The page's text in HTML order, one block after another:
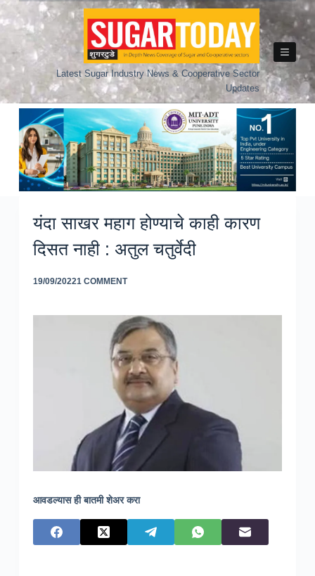
Skip
to
Latest Sugar Industry News & Cooperative Sector
Updates
यंदा साखर महाग होण्याचे काही कारण
दिसत नाही : अतुल चतुर्वेदी
19/09/20221 COMMENT
आवडल्यास ही बातमी शेअर करा